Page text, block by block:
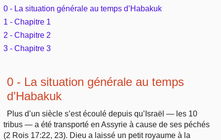
Paramètres
Lecture Journalière
Mort, résurrection
L'Église, l'Assemblée
Sanctification
Vie pratique
Commentaires journaliers
COURS Bibliques - GUIDES de lecture
Sujets de A à Z
Auteurs de A à Z
Rechercher dans la Bible
Dictionnaires bibliques
Sommaires
Aperçus Livres de la Bible
0 - La situation générale au temps d’Habakuk
1 - Chapitre 1
2 - Chapitre 2
3 - Chapitre 3
0 - La situation générale au temps
d’Habakuk
Plus d’un siècle s’est écoulé depuis qu’Israël — les 10
tribus — a été transporté en Assyrie à cause de ses péchés
(2 Rois 17:22, 23). Dieu a laissé un petit royaume à la